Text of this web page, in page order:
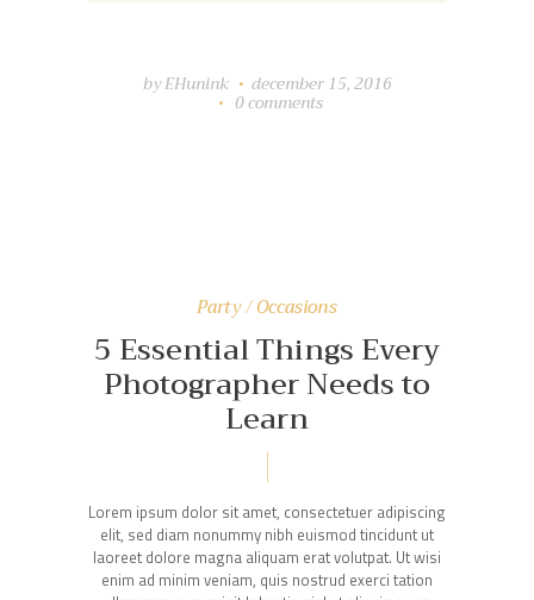
byEHunink december 15, 2016
0comments
Party / Occasions
5 Essential Things Every
Photographer Needs to
Learn
Lorem ipsum dolor sit amet, consectetuer adipiscing
elit, sed diam nonummy nibh euismod tincidunt ut
laoreet dolore magna aliquam erat volutpat. Ut wisi
enim ad minim veniam, quis nostrud exerci tation